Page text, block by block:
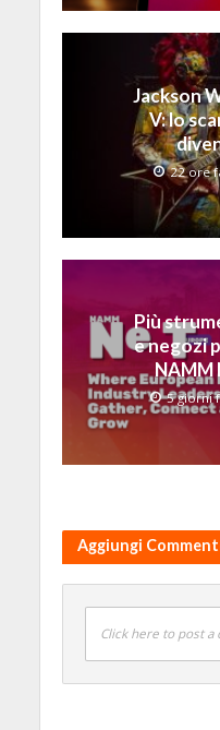
Jackson
V: lo
22 ore
Più
e negozi
NAMM
5 giorni
Aggiungi
Click here to post a